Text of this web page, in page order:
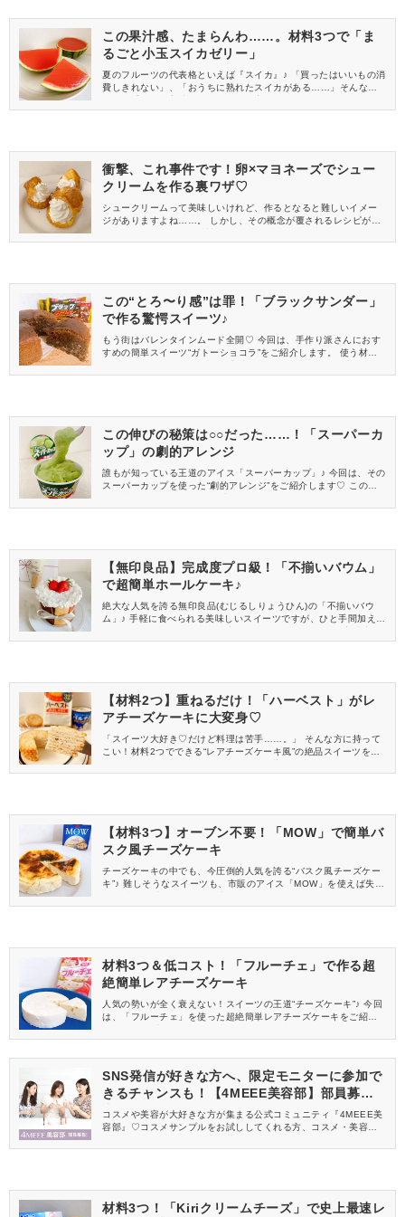
この果汁感、たまらんわ……。材料3つで「ま
るごと小玉スイカゼリー」
夏のフルーツの代表格といえば『スイカ』♪ 「買ったはいいもの消
費しきれない」、「おうちに熟れたスイカがある……」そんなと
スイカの大量消費にもおすすめの“まるごと小玉スイカゼリー”をご
衝撃、これ事件です！卵×マヨネーズでシュー
クリームを作る裏ワザ♡
シュークリームって美味しいけれど、作るとなると難しいイメー
ジがありますよね……。 しかし、その概念が覆されるレシピがあ
早速、その全貌をご覧ください♡
この“とろ〜り感”は罪！「ブラックサンダー」
で作る驚愕スイーツ♪
もう街はバレンタインムード全開♡ 今回は、手作り派さんにおす
すめの簡単スイーツ“ガトーショコラ”をご紹介します。 使う材料
てみた様子をご覧ください♪
この伸びの秘策は○○だった……！「スーパーカ
ップ」の劇的アレンジ
誰もが知っている王道のアイス「スーパーカップ」♪ 今回は、その
スーパーカップを使った“劇的アレンジ”をご紹介します♡ この伸び
【無印良品】完成度プロ級！「不揃いバウム」
で超簡単ホールケーキ♪
絶大な人気を誇る無印良品(むじるしりょうひん)の「不揃いバウ
ム」♪ 手軽に食べられる美味しいスイーツですが、ひと手間加える
は、クリスマスケーキにも◎ 早速、作ってみた様子をご覧くださ
【材料2つ】重ねるだけ！「ハーベスト」がレ
アチーズケーキに大変身♡
「スイーツ大好き♡だけど料理は苦手……。」 そんな方に持って
こい！材料2つでできる“レアチーズケーキ風”の絶品スイーツをご
ノ”。 早速作ってみた様子をご覧ください。
【材料3つ】オーブン不要！「MOW」で簡単バ
スク風チーズケーキ
チーズケーキの中でも、今圧倒的人気を誇る“バスク風チーズケー
キ”♪ 難しそうなスイーツも、市販のアイス「MOW」を使えば失敗
材料3つ＆低コスト！「フルーチェ」で作る超
絶簡単レアチーズケーキ
人気の勢いが全く衰えない！スイーツの王道“チーズケーキ”♪ 今回
は、「フルーチェ」を使った超絶簡単レアチーズケーキをご紹介
SNS発信が好きな方へ、限定モニターに参加で
きるチャンスも！【4MEEE美容部】部員募集
中
コスメや美容が大好きな方が集まる公式コミュニティ『4MEEE美
容部』♡コスメサンプルをお試ししてくれる方、コスメ・美容情報
材料3つ！「Kiriクリームチーズ」で史上最速レ